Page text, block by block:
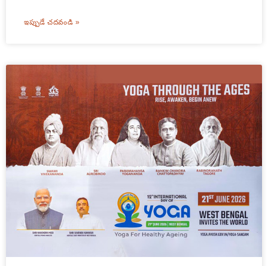
ఇప్పుడే చదవండి »